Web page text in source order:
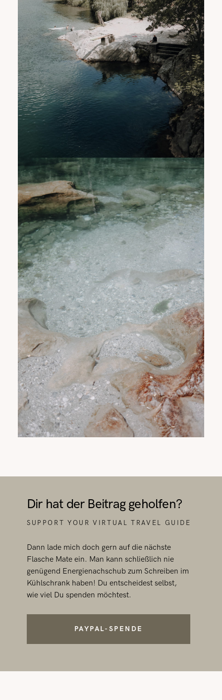
Dir hat der Beitrag geholfen?
Dann lade mich doch gern auf die nächste
Flasche Mate ein. Man kann schließlich nie
genügend Energienachschub zum Schreiben im
Kühlschrank haben! Du entscheidest selbst,
wie viel Du spenden möchtest.
PAYPAL-SPENDE
SUPPORT YOUR VIRTUAL TRAVEL GUIDE